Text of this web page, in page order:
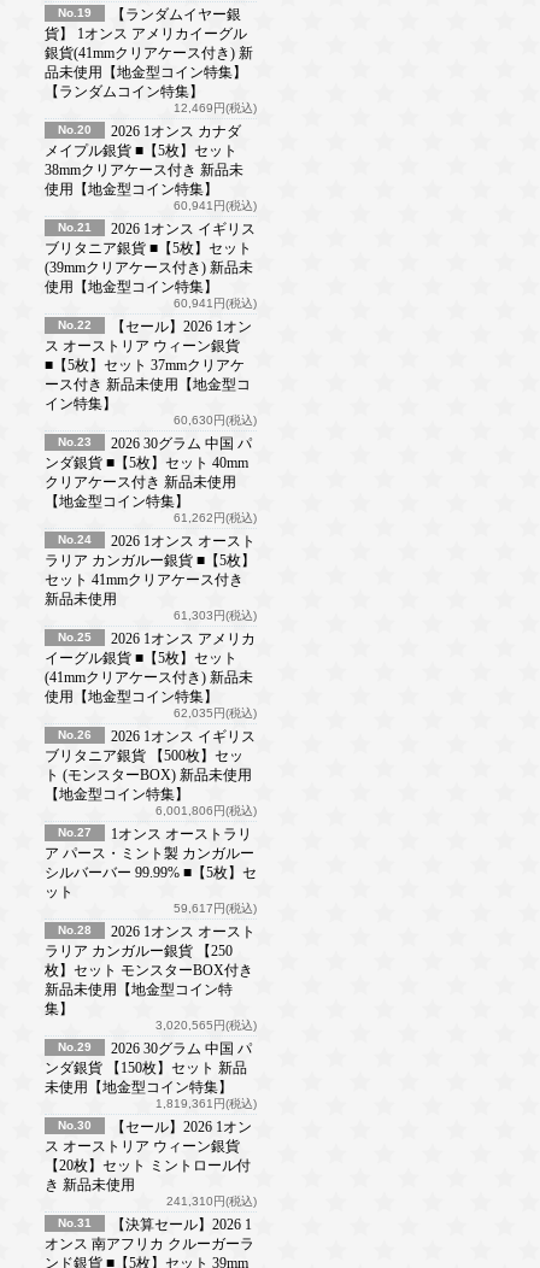
No.19
【ランダムイヤー銀
貨】 1オンス アメリカイーグル
銀貨(41mmクリアケース付き) 新
品未使用【地金型コイン特集】
【ランダムコイン特集】
12,469円(税込)
No.20
2026 1オンス カナダ
メイプル銀貨 ■【5枚】セット
38mmクリアケース付き 新品未
使用【地金型コイン特集】
60,941円(税込)
No.21
2026 1オンス イギリス
ブリタニア銀貨 ■【5枚】セット
(39mmクリアケース付き) 新品未
使用【地金型コイン特集】
60,941円(税込)
No.22
【セール】2026 1オン
ス オーストリア ウィーン銀貨
■【5枚】セット 37mmクリアケ
ース付き 新品未使用【地金型コ
イン特集】
60,630円(税込)
No.23
2026 30グラム 中国 パ
ンダ銀貨 ■【5枚】セット 40mm
クリアケース付き 新品未使用
【地金型コイン特集】
61,262円(税込)
No.24
2026 1オンス オースト
ラリア カンガルー銀貨 ■【5枚】
セット 41mmクリアケース付き
新品未使用
61,303円(税込)
No.25
2026 1オンス アメリカ
イーグル銀貨 ■【5枚】セット
(41mmクリアケース付き) 新品未
使用【地金型コイン特集】
62,035円(税込)
No.26
2026 1オンス イギリス
ブリタニア銀貨 【500枚】セッ
ト (モンスターBOX) 新品未使用
【地金型コイン特集】
6,001,806円(税込)
No.27
1オンス オーストラリ
ア パース・ミント製 カンガルー
シルバーバー 99.99% ■【5枚】セ
ット
59,617円(税込)
No.28
2026 1オンス オースト
ラリア カンガルー銀貨 【250
枚】セット モンスターBOX付き
新品未使用【地金型コイン特
集】
3,020,565円(税込)
No.29
2026 30グラム 中国 パ
ンダ銀貨 【150枚】セット 新品
未使用【地金型コイン特集】
1,819,361円(税込)
No.30
【セール】2026 1オン
ス オーストリア ウィーン銀貨
【20枚】セット ミントロール付
き 新品未使用
241,310円(税込)
No.31
【決算セール】2026 1
オンス 南アフリカ クルーガーラ
ンド銀貨 ■【5枚】セット 39mm